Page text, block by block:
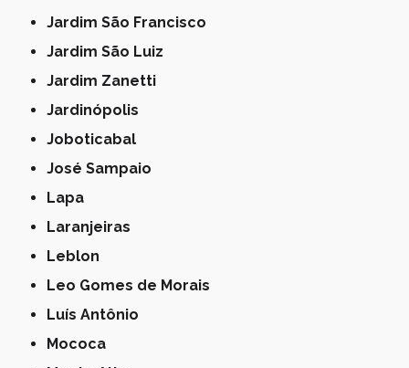
Jardim São Francisco
Jardim São Luiz
Jardim Zanetti
Jardinópolis
Joboticabal
José Sampaio
Lapa
Laranjeiras
Leblon
Leo Gomes de Morais
Luís Antônio
Mococa